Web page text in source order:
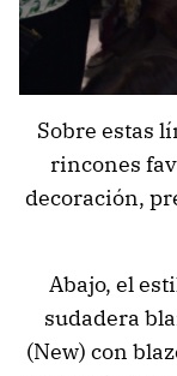
Sobre estas
rincones
decoración,
Abajo, el
sudadera
(New) con